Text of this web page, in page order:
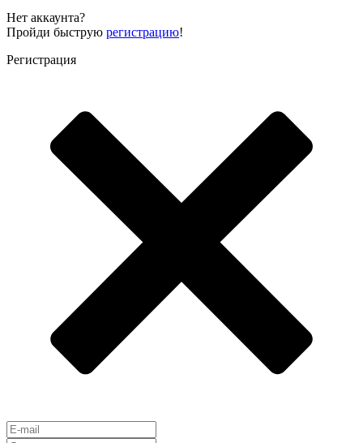
Нет аккаунта?
Пройди быструю регистрацию!
Регистрация